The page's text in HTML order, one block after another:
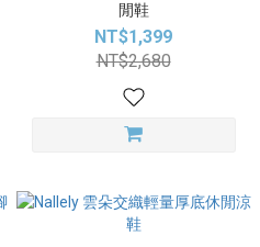
閒鞋
NT$1,399
NT$2,680